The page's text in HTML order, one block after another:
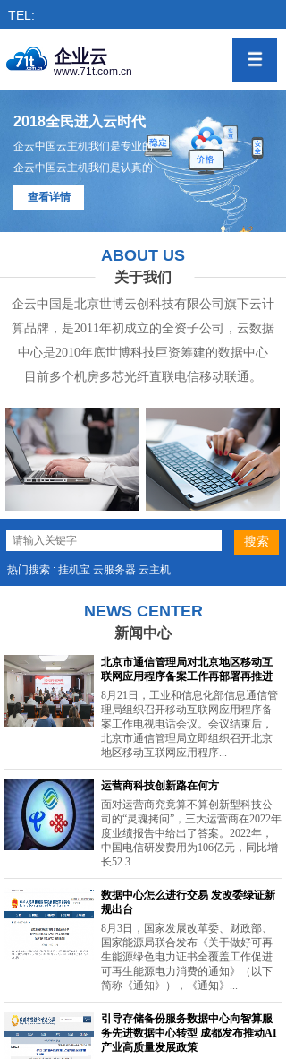
TEL:
企业云
www.71t.com.cn
2018全民进入云时代
企云中国云主机我们是专业的
企云中国云主机我们是认真的
查看详情
ABOUT US
关于我们
企云中国是北京世博云创科技有限公司旗下云计
算品牌，是2011年初成立的全资子公司， 云数据
中心是2010年底世博科技巨资筹建的数据中心
目前多个机房多芯光纤直联电信移动联通。
热门搜索 : 挂机宝 云服务器 云主机
NEWS CENTER
新闻中心
北京市通信管理局对北京地区移动互
联网应用程序备案工作再部署再推进
8月21日，工业和信息化部信息通信管
理局组织召开移动互联网应用程序备
案工作电视电话会议。会议结束后，
北京市通信管理局立即组织召开北京
地区移动互联网应用程序...
运营商科技创新路在何方
面对运营商究竟算不算创新型科技公
司的“灵魂拷问”，三大运营商在2022年
度业绩报告中给出了答案。2022年，
中国电信研发费用为106亿元，同比增
长52.3...
数据中心怎么进行交易 发改委绿证新
规出台
8月3日，国家发展改革委、财政部、
国家能源局联合发布《关于做好可再
生能源绿色电力证书全覆盖工作促进
可再生能源电力消费的通知》（以下
简称《通知》），《通知》...
引导存储备份服务数据中心向智算服
务先进数据中心转型 成都发布推动AI
产业高质量发展政策